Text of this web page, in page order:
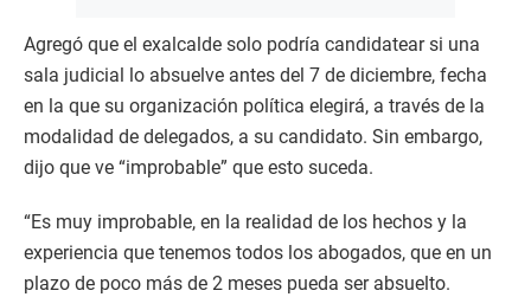
Agregó que el exalcalde solo podría candidatear si una
sala judicial lo absuelve antes del 7 de diciembre, fecha
en la que su organización política elegirá, a través de la
modalidad de delegados, a su candidato. Sin embargo,
dijo que ve “improbable” que esto suceda.
“Es muy improbable, en la realidad de los hechos y la
experiencia que tenemos todos los abogados, que en un
plazo de poco más de 2 meses pueda ser absuelto.